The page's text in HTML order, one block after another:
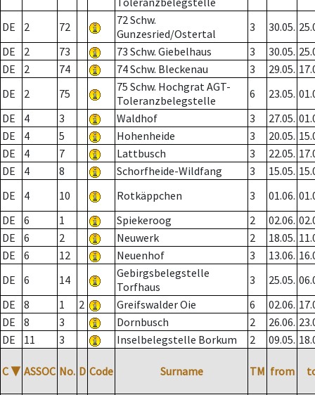
DE 2 72
72 Schw.
Gunzesried/Ostertal
3 30.05.
DE
2 73 73 Schw. Giebelhaus 3 30.05.
DE
2 74 74 Schw. Bleckenau 3 29.05.
DE
2 75
75 Schw. Hochgrat AGT-
Toleranzbelegstelle
6 23.05.
DE
4 3 Waldhof 3 27.05.
DE
4 5 Hohenheide 3 20.05.
DE
4 7 Lattbusch 3 22.05.
DE
4 8 Schorfheide-Wildfang 3 15.05.
DE
4 10 Rotkäppchen 3 01.06.
DE
6 1 Spiekeroog 2 02.06.
DE
6 2 Neuwerk 2 18.05.
DE
6 12 Neuenhof 3 13.06.
DE
6 14
Gebirgsbelegstelle
Torfhaus
3 25.05.
DE
8 1 2 Greifswalder Oie 6 02.06.
DE
8 3 Dornbusch 2 26.06.
DE
11 3 Inselbelegstelle Borkum 2 09.05.
C ▼ ASSOC No. D Code Surname TM from